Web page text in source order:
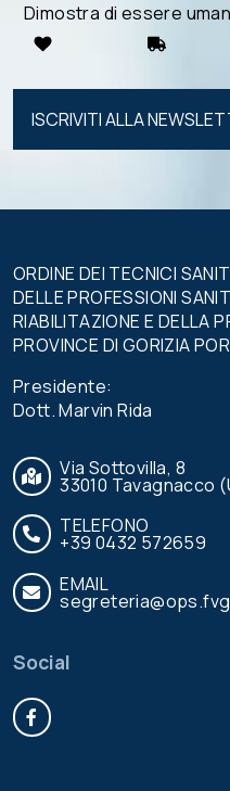
Dimostra di essere
Si prega di
lasciare
ORDINE DEI TECNICI
DELLE PROFESSIONI
RIABILITAZIONE E DELLA
PROVINCE DI GORIZIA
Presidente:
Dott. Marvin Rida
Via Sottovilla, 8
33010 Tavagnacco
TELEFONO
+39 0432 572659
EMAIL
Social